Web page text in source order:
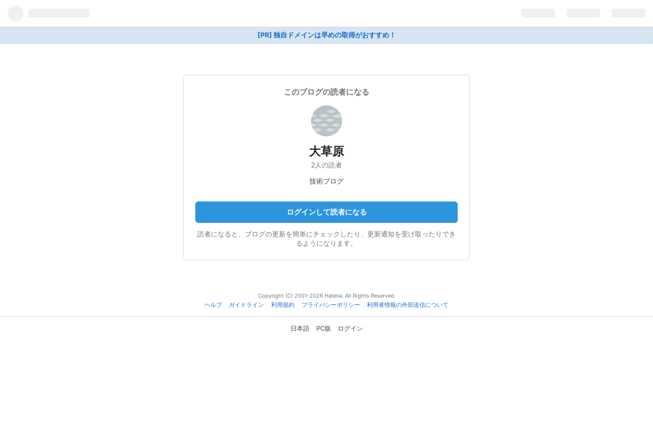
[PR] 独自ドメインは早めの取得がおすすめ！
このブログの読者になる
大草原
2人の読者
技術ブログ
ログインして読者になる
読者になると、ブログの更新を簡単にチェックしたり、更新通知を受け取ったりでき
るようになります。
Copyright (C) 2001-2026 Hatena. All Rights Reserved.
ヘルプ
ガイドライン 利用規約 プライバシーポリシー 利用者情報の外部送信について
日本語 PC版 ログイン